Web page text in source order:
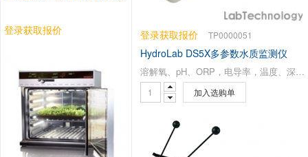
登录获取报价 登录获取报价 TP0000051
HydroLab DS5X多参数水质监测仪
溶解氧、pH、ORP，电导率，温度、深度、浊度、叶绿素a、蓝绿藻、若丹明WT、铵/氨离子、硝酸根离子、氯离子、环境光、总溶解气体
加入选购单